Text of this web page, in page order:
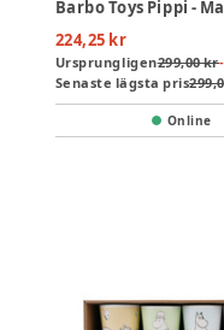
224,25 kr
Ursprungligen299,00 kr-
Senaste lägsta pris
Online